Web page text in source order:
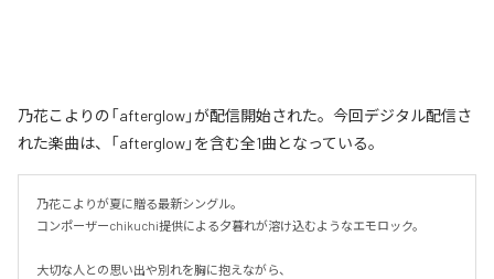
乃花こよりの「afterglow」が配信開始された。今回デジタル配信さ
れた楽曲は、「afterglow」を含む全1曲となっている。
乃花こよりが夏に贈る最新シングル。
コンポーザーchikuchi提供による夕暮れが溶け込むようなエモロック。
大切な人との思い出や別れを胸に抱えながら、